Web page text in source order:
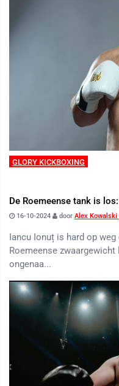
GLORY KICKBOXING
De Roemeense tank is
16-10-2024 door Alex Kowalski
Iancu Ionuț is hard op
Roemeense
ongenaa...